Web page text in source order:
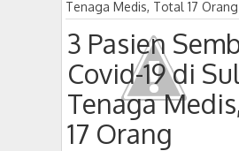
ADVETORIAL JONRU
Tenaga Medis, Total 17 Orang
3 Pasien
Covid-19 di
Tenaga
17 Orang